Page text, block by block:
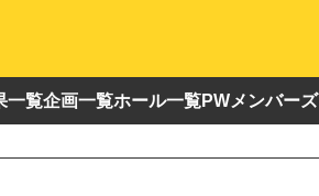
一覧企画一覧ホール一覧PWメンバーズ